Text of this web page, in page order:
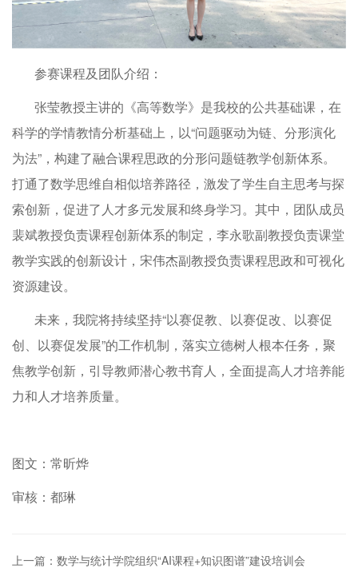
参赛课程及团队介绍：
张莹教授主讲的《高等数学》是我校的公共基础课，在
科学的学情教情分析基础上，以“问题驱动为链、分形演化
为法”，构建了融合课程思政的分形问题链教学创新体系。
打通了数学思维自相似培养路径，激发了学生自主思考与探
索创新，促进了人才多元发展和终身学习。其中，团队成员
裴斌教授负责课程创新体系的制定，李永歌副教授负责课堂
教学实践的创新设计，宋伟杰副教授负责课程思政和可视化
资源建设。
未来，我院将持续坚持“以赛促教、以赛促改、以赛促
创、以赛促发展”的工作机制，落实立德树人根本任务，聚
焦教学创新，引导教师潜心教书育人，全面提高人才培养能
力和人才培养质量。
图文：常昕烨
审核：都琳
上一篇：数学与统计学院组织“AI课程+知识图谱”建设培训会